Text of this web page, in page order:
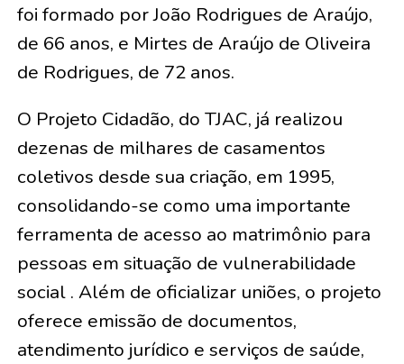
foi formado porJoão Rodrigues de Araújo,
de 66 anos, e Mirtes de Araújo de Oliveira
de Rodrigues, de 72 anos.
O Projeto Cidadão, do TJAC, já realizou
dezenas de milhares de casamentos
coletivos desde sua criação, em 1995,
consolidando-se como uma importante
ferramenta de acesso ao matrimônio para
pessoas em situação de vulnerabilidade
social . Além de oficializar uniões, o projeto
oferece emissão de documentos,
atendimento jurídico e serviços de saúde,